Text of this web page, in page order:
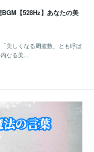
【528Hz】あなたの美
美しくなる周波数」とも呼ば
なる美...